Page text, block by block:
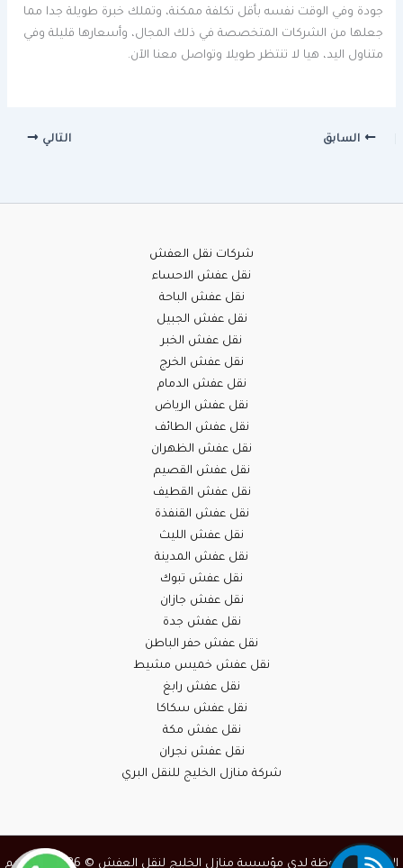
جودة وفي الوقت نفسه بأقل تكلفة ممكنة، وتملك خبرة طويلة جدا مما
جعلها من الشركات المتخصصة في ذلك المجال، وأسعارها قليلة وفي
متناول اليد، هيا لا تنتظر طويلا وتواصل معنا الآن.
السابق التالي
شركات نقل العفش
نقل عفش الاحساء
نقل عفش الباحة
نقل عفش الجبيل
نقل عفش الخبر
نقل عفش الخرج
نقل عفش الدمام
نقل عفش الرياض
نقل عفش الطائف
نقل عفش الظهران
نقل عفش القصيم
نقل عفش القطيف
نقل عفش القنفذة
نقل عفش الليث
نقل عفش المدينة
نقل عفش تبوك
نقل عفش جازان
نقل عفش جدة
نقل عفش حفر الباطن
نقل عفش خميس مشيط
نقل عفش رابغ
نقل عفش سكاكا
نقل عفش مكة
نقل عفش نجران
شركة منازل الخليج للنقل البري
الحقوق محفوظة لدي مؤسسة منازل الخليج لنقل العفش © 2026 | تصميم